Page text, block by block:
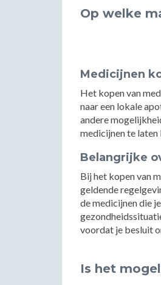
Op welke
Medicijnen
Het kopen van
naar een lokale
andere
medicijnen te laten
Belangrijke
Bij het kopen van
geldende
de medicijnen die
voordat je besluit
Is het